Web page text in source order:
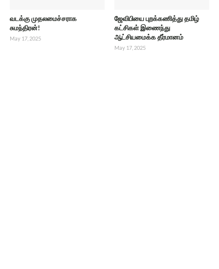
வடக்கு முதலமைச்சராக
சுமந்திரன்!
May 17, 2025
ஜேவிபியை புறக்கணித்து தமிழ்
கட்சிகள் இணைந்து
ஆட்சியமைக்க தீர்மானம்
May 17, 2025